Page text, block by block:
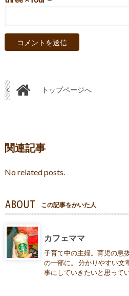
トップページへ
関連記事
No related posts.
ABOUT この記事をかいた人
カフェママ
子育て中の主婦。育児の息
の一部に。 分かりやすい文
事にしていきたいと思ってい